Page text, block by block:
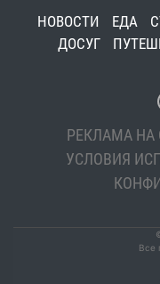
НОВОСТИ ЕДА
ДОСУГ
РЕКЛАМА НА
УСЛОВИЯ
Все